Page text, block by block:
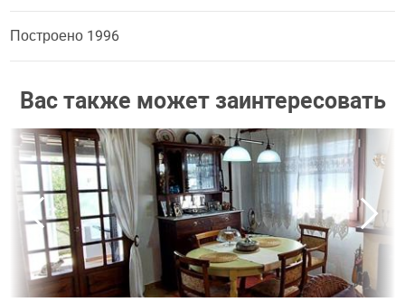
Построено 1996
Вас также может заинтересовать